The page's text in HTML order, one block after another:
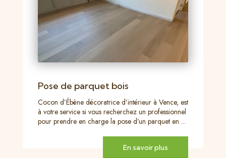
Pose de parquet bois
Cocon d’Ébène décoratrice d’intérieur à Vence, est
à votre service si vous recherchez un professionnel
pour prendre en charge la pose d’un parquet en ...
En savoir plus